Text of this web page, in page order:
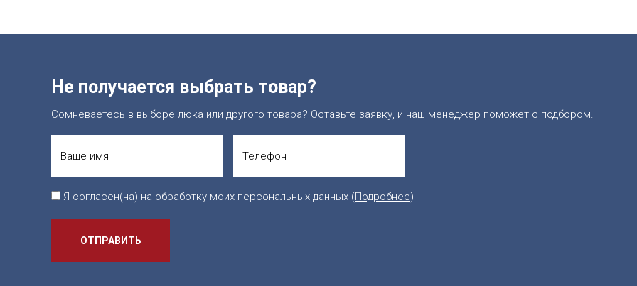
Не получается выбрать товар?
Сомневаетесь в выборе люка или другого товара? Оставьте заявку, и наш менеджер поможет с подбором.
Я согласен(на) на обработку моих персональных данных (Подробнее)
ОТПРАВИТЬ